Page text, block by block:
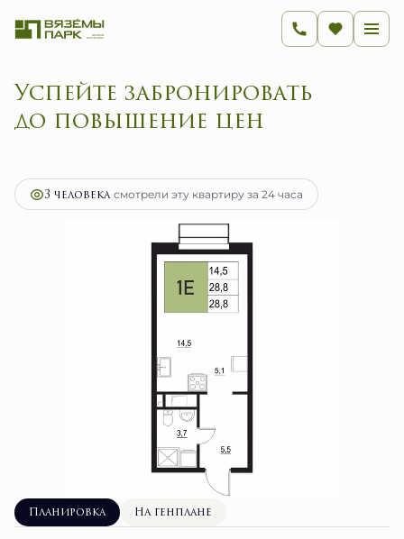
Успейте забронировать
до повышение цен
1-комнатная28.8 м2
3 человекaсмотрели эту квартиру за 24 часа
Планировка На генплане